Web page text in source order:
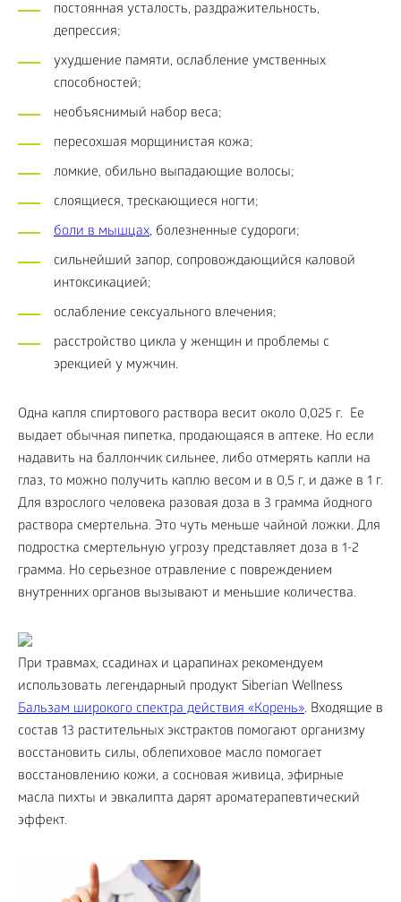
постоянная усталость, раздражительность,
депрессия;
ухудшение памяти, ослабление умственных
способностей;
необъяснимый набор веса;
пересохшая морщинистая кожа;
ломкие, обильно выпадающие волосы;
слоящиеся, трескающиеся ногти;
боли в мышцах, болезненные судороги;
сильнейший запор, сопровождающийся каловой
интоксикацией;
ослабление сексуального влечения;
расстройство цикла у женщин и проблемы с
эрекцией у мужчин.
Одна капля спиртового раствора весит около 0,025 г. Ее
выдает обычная пипетка, продающаяся в аптеке. Но если
надавить на баллончик сильнее, либо отмерять капли на
глаз, то можно получить каплю весом и в 0,5 г, и даже в 1 г.
Для взрослого человека разовая доза в 3 грамма йодного
раствора смертельна. Это чуть меньше чайной ложки. Для
подростка смертельную угрозу представляет доза в 1-2
грамма. Но серьезное отравление с повреждением
внутренних органов вызывают и меньшие количества.
При травмах, ссадинах и царапинах рекомендуем
использовать легендарный продукт Siberian Wellness
Бальзам широкого спектра действия «Корень». Входящие в
состав 13 растительных экстрактов помогают организму
восстановить силы, облепиховое масло помогает
восстановлению кожи, а сосновая живица, эфирные
масла пихты и эвкалипта дарят ароматерапевтический
эффект.